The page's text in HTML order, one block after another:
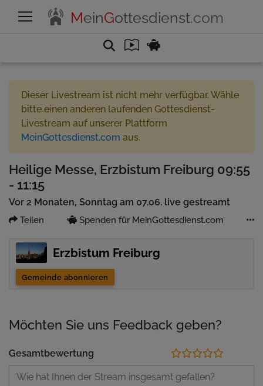
MeinGottesdienst.com
Dieser Livestream ist nicht mehr verfügbar. Wähle
bitte einen anderen laufenden Gottesdienst-
Livestream auf unserer Plattform
MeinGottesdienst.com aus.
Heilige Messe, Erzbistum Freiburg 09:55
- 11:15
Vor 2 Monaten, Sonntag am 07.06. live gestreamt
Teilen Spenden für MeinGottesdienst.com
Erzbistum Freiburg
Gemeinde abonnieren
Möchten Sie uns Feedback geben?
Gesamtbewertung